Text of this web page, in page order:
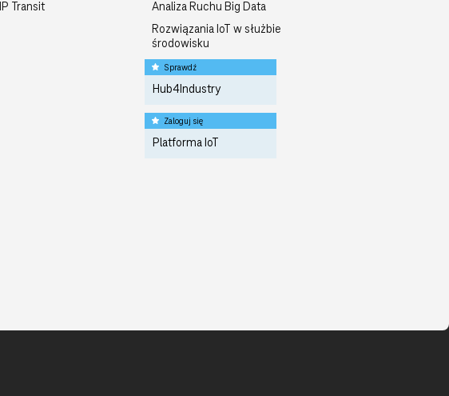
IP Transit
Analiza Ruchu Big Data
Rozwiązania IoT w służbie
środowisku
Sprawdź
Hub4Industry
Zaloguj się
Platforma IoT